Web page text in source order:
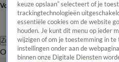
Volg Shownieuws
Zoeken
OverzichtEntertainment
keuze opslaan” selecteert of je
trackingtechnologieën
essentiële cookies om de website
houden. Je kunt dit menu op ieder
wijzigen of om je toestemming in
instellingen onder aan de
binnen onze Digitale Diensten